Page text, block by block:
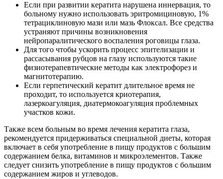
Если при развитии кератита нарушена иннервация, то
больному нужно использовать эритромициновую, 1%
тетрациклиновую мази или мазь Флоксал. Все средства
устраняют причины возникновения
нейропаралитического воспаления роговицы глаза.
Для того чтобы ускорить процесс эпителизации и
рассасывания рубцов на глазу используются такие
физиотерапевтические методы как электрофорез и
магнитотерапию.
Если герпетический кератит длительное время не
проходит, то используется криотерапия,
лазеркоагуляция, диатермокоагуляция проблемных
участков кожи.
Также всем больным во время лечения кератита глаза,
рекомендуется придерживаться специальной диеты, которая
включает в себя употребление в пищу продуктов с большим
содержанием белка, витаминов и микроэлементов. Также
следует снизить употребление в пищу продуктов с большим
содержанием жиров и углеводов.